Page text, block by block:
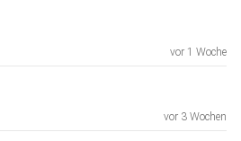
vor 1 Woche
vor 3 Wochen